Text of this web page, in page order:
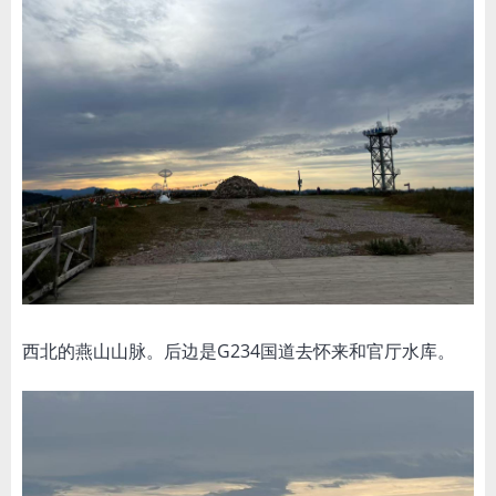
西北的燕山山脉。后边是G234国道去怀来和官厅水库。